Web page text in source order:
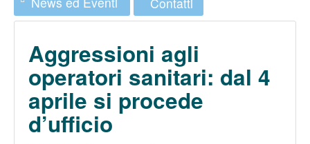
Aggressioni agli
operatori sanitari: dal 4
aprile si procede
d’ufficio